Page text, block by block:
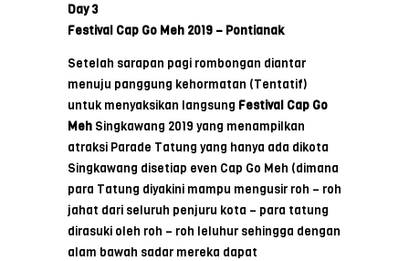
Day 3
Festival Cap Go Meh 2019 – Pontianak
Setelah sarapan pagi rombongan diantar
menuju panggung kehormatan (Tentatif)
untuk menyaksikan langsung Festival Cap Go
Meh Singkawang 2019 yang menampilkan
atraksi Parade Tatung yang hanya ada dikota
Singkawang disetiap even Cap Go Meh (dimana
para Tatung diyakini mampu mengusir roh – roh
jahat dari seluruh penjuru kota – para tatung
dirasuki oleh roh – roh leluhur sehingga dengan
alam bawah sadar mereka dapat